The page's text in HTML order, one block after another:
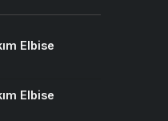
Elbise
Elbise